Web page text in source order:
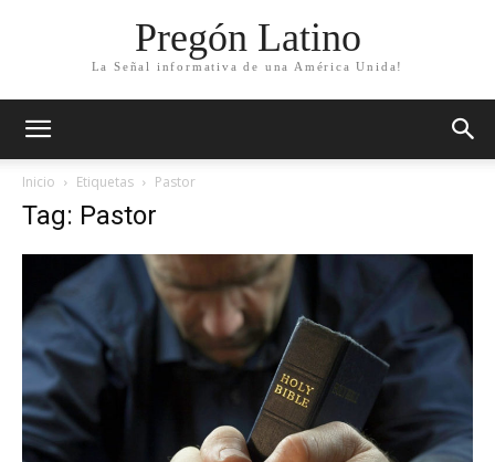
Pregón Latino
La Señal informativa de una América Unida!
Inicio Etiquetas Pastor
Tag: Pastor